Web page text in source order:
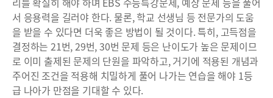
서 응용력을 길러야 한다. 물론, 학교 선생님 등 전문가의 도움
을 받을 수 있다면 더욱 좋은 방법이 될 것이다. 특히, 고득점을
결정하는 21번, 29번, 30번 문제 등은 난이도가 높은 문제이므
로 이미 출제된 문제의 단원을 파악하고, 거기에 적용된 개념과
주어진 조건을 적용해 치밀하게 풀어 나가는 연습을 해야 1등
급 나아가 만점을 기대할 수 있다.